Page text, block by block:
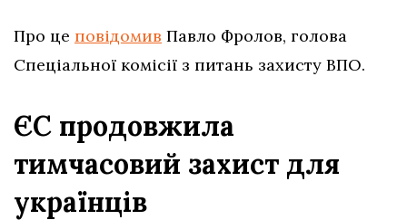
Про це повідомив Павло Фролов, голова
Спеціальної комісії з питань захисту ВПО.
ЄС продовжила
тимчасовий захист для
українців